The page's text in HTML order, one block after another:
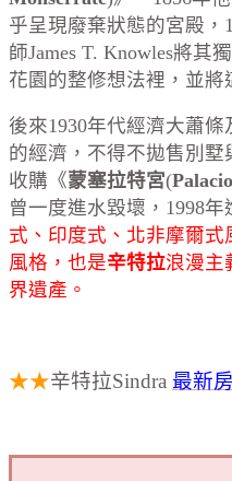
乎呈現廢棄狀態的宮殿，
師James T. Knowles將其
花園的整修想法裡，並將
後來1930年代經濟大蕭
的經濟，不得不拋售別墅
收購《蒙塞拉特宮(
曾一度進水毀壞，1998年
式、印度式、北非摩爾
風格，也是辛特拉浪漫主
界遺產。
★★辛特拉Sindra 最新